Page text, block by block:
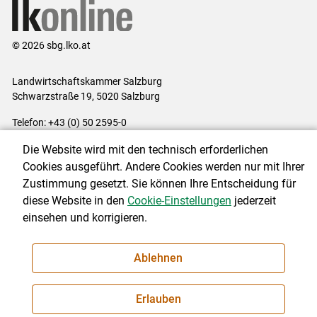
© 2026 sbg.lko.at
Landwirtschaftskammer Salzburg
Schwarzstraße 19, 5020 Salzburg
Telefon: +43 (0) 50 2595-0
Impressum|Kontakt|Datenschutzerklärung|Barrierefreiheit|
Cookie-Einstellungen
NEWSLETTER
Die Website wird mit den technisch erforderlichen
Cookies ausgeführt. Andere Cookies werden nur mit Ihrer
Zustimmung gesetzt. Sie können Ihre Entscheidung für
diese Website in den Cookie-Einstellungen jederzeit
einsehen und korrigieren.
Ablehnen
Erlauben